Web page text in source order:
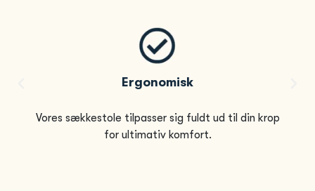
Ergonomisk
Vores sækkestole tilpasser sig fuldt ud til din krop
for ultimativ komfort.